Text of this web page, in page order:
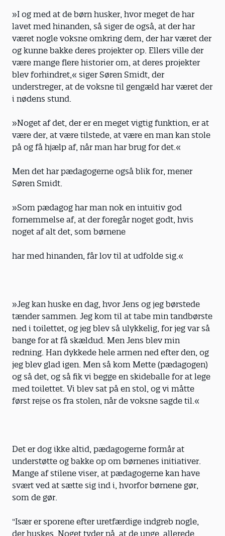
»I og med at de børn husker, hvor meget de har
lavet med hinanden, så siger de også, at der har
været nogle voksne omkring dem, der har været der
og kunne bakke deres projekter op. Ellers ville der
være mange flere historier om, at deres projekter
blev forhindret,« siger Søren Smidt, der
understreger, at de voksne til gengæld har været der
i nødens stund.
»Noget af det, der er en meget vigtig funktion, er at
være der, at være tilstede, at være en man kan stole
på og få hjælp af, når man har brug for det.«
Men det har pædagogerne også blik for, mener
Søren Smidt.
»Som pædagog har man nok en intuitiv god
fornemmelse af, at der foregår noget godt, hvis
noget af alt det, som børnene
har med hinanden, får lov til at udfolde sig.«
»Jeg kan huske en dag, hvor Jens og jeg børstede
tænder sammen. Jeg kom til at tabe min tandbørste
ned i toilettet, og jeg blev så ulykkelig, for jeg var så
bange for at få skældud. Men Jens blev min
redning. Han dykkede hele armen ned efter den, og
jeg blev glad igen. Men så kom Mette (pædagogen)
og så det, og så fik vi begge en skideballe for at lege
med toilettet. Vi blev sat på en stol, og vi måtte
først rejse os fra stolen, når de voksne sagde til.«
Det er dog ikke altid, pædagogerne formår at
understøtte og bakke op om børnenes initiativer.
Mange af stilene viser, at pædagogerne kan have
svært ved at sætte sig ind i, hvorfor børnene gør,
som de gør.
"Især er sporene efter uretfærdige indgreb nogle,
der huskes. Noget tyder på, at de unge, allerede